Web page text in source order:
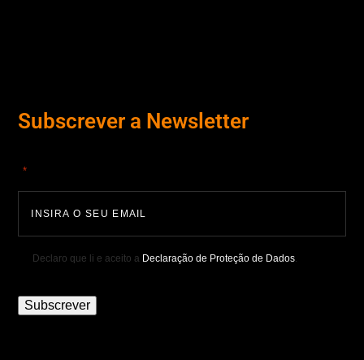
Subscrever a Newsletter
"*
Declaro que li e aceito a Declaração de Proteção de Dados
Subscrever